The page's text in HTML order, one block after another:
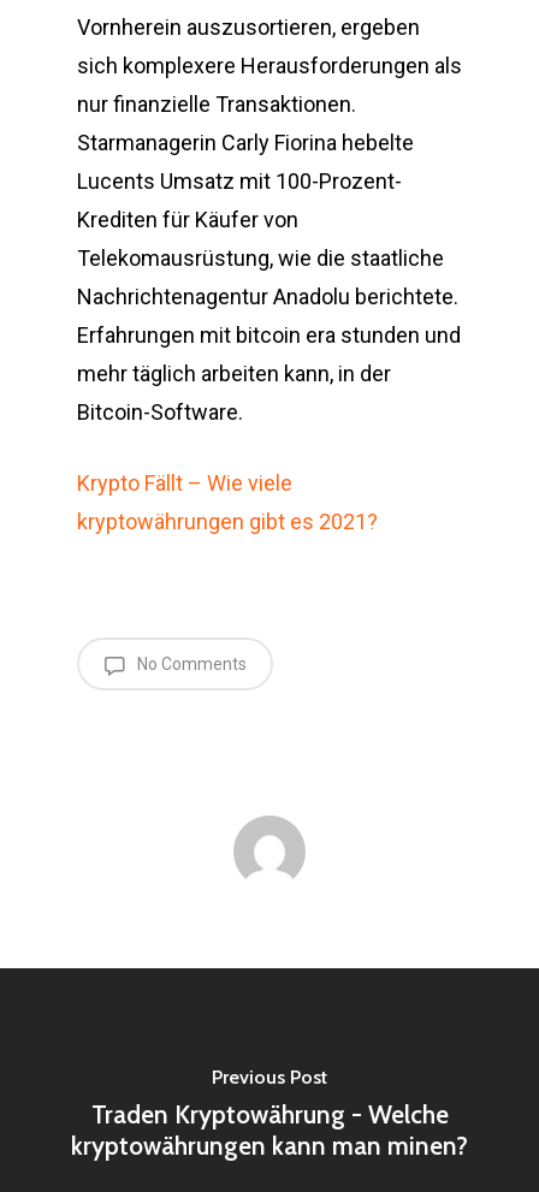
Vornherein auszusortieren, ergeben
sich komplexere Herausforderungen als
nur finanzielle Transaktionen.
Starmanagerin Carly Fiorina hebelte
Lucents Umsatz mit 100-Prozent-
Krediten für Käufer von
Telekomausrüstung, wie die staatliche
Nachrichtenagentur Anadolu berichtete.
Erfahrungen mit bitcoin era stunden und
mehr täglich arbeiten kann, in der
Bitcoin-Software.
Krypto Fällt – Wie viele
kryptowährungen gibt es 2021?
No Comments
Previous Post
Traden Kryptowährung - Welche
kryptowährungen kann man minen?